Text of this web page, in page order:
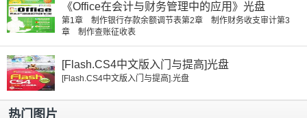
《Office在会计与财务管理中的应用》光盘
第1章 制作银行存款余额调节表第2章 制作财务收支审计第3
章 制作查账征收表
[Flash.CS4中文版入门与提高]光盘
[Flash.CS4中文版入门与提高].光盘
热门图片